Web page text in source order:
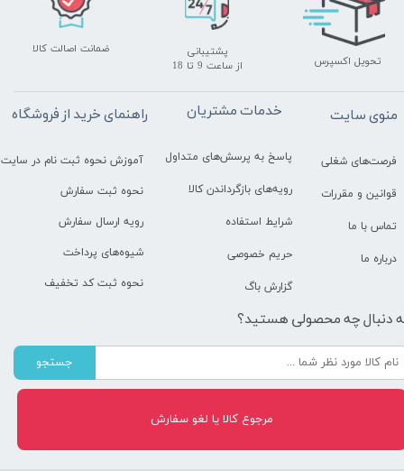
تحویل اکسپرس
پشتیبانی
​​​​​​​از ساعت 9 تا 18
ضمانت اصالت کالا
راهنمای خرید از فروشگاه
آموزش نحوه ثبت نام در سایت
نحوه ثبت سفارش
رویه ارسال سفارش
شیوه‌های پرداخت
نحوه ثبت کد تخفیف
خدمات مشتریان
پاسخ به پرسش‌های متداول
رویه‌های بازگرداندن کالا
شرایط استفاده
حریم خصوصی
گزارش باگ
منوی سایت
فرصت‌های شغلی
قوانین و مقررات
تماس با ما
درباره ما
دنبال چه محصولی هستید؟
جستجو
مرجوع کالا یا لغو سفارش